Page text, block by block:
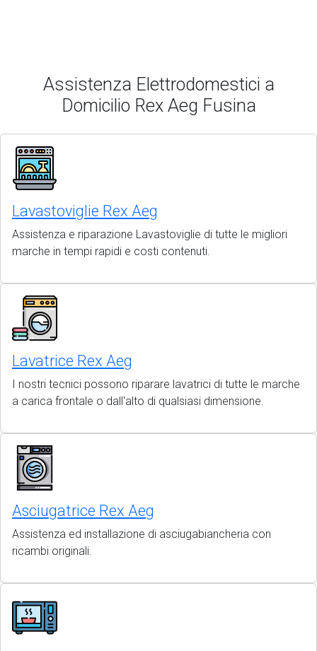
Assistenza Elettrodomestici a
Domicilio Rex Aeg Fusina
Lavastoviglie Rex Aeg
Assistenza e riparazione Lavastoviglie di tutte le migliori
marche in tempi rapidi e costi contenuti.
Lavatrice Rex Aeg
I nostri tecnici possono riparare lavatrici di tutte le marche
a carica frontale o dall'alto di qualsiasi dimensione.
Asciugatrice Rex Aeg
Assistenza ed installazione di asciugabiancheria con
ricambi originali.